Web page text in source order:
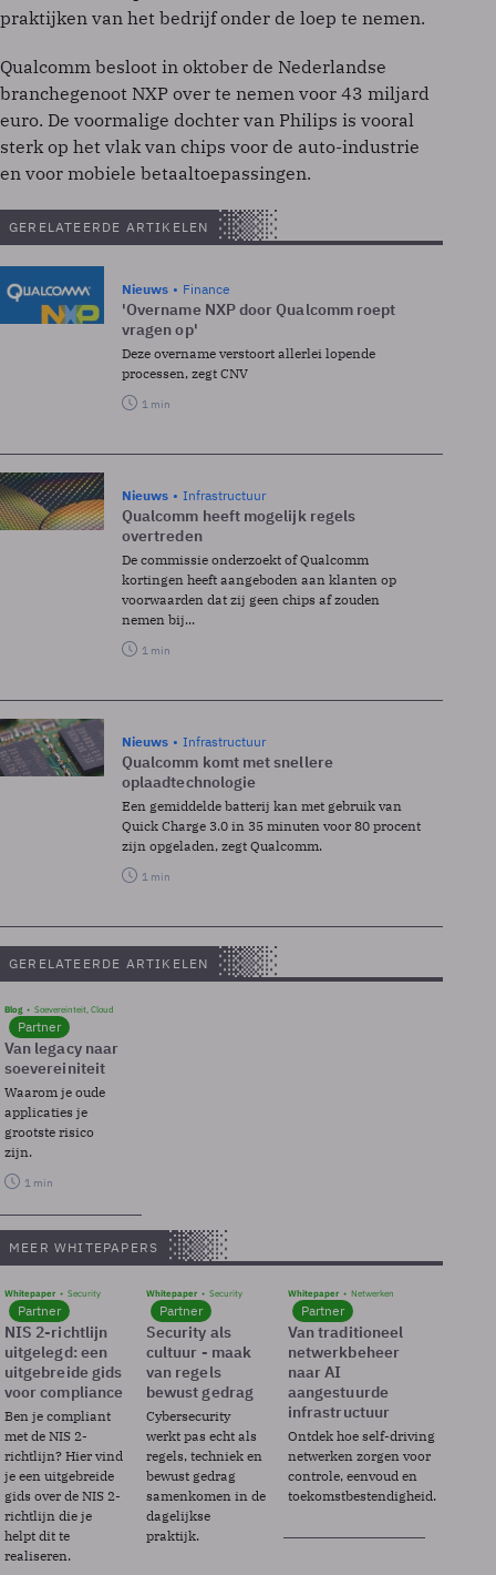
praktijken van het bedrijf onder de loep te nemen.
Qualcomm besloot in oktober de Nederlandse
branchegenoot NXP over te nemen voor 43 miljard
euro. De voormalige dochter van Philips is vooral
sterk op het vlak van chips voor de auto-industrie
en voor mobiele betaaltoepassingen.
GERELATEERDE ARTIKELEN
Nieuws Finance
'Overname NXP door Qualcomm roept
vragen op'
Deze overname verstoort allerlei lopende
processen, zegt CNV
1 min
Nieuws Infrastructuur
Qualcomm heeft mogelijk regels
overtreden
De commissie onderzoekt of Qualcomm
kortingen heeft aangeboden aan klanten op
voorwaarden dat zij geen chips af zouden
nemen bij...
1 min
Nieuws Infrastructuur
Qualcomm komt met snellere
oplaadtechnologie
Een gemiddelde batterij kan met gebruik van
Quick Charge 3.0 in 35 minuten voor 80 procent
zijn opgeladen, zegt Qualcomm.
1 min
GERELATEERDE ARTIKELEN
Blog Soevereinteit, Cloud
Partner
Van legacy naar
soevereiniteit
Waarom je oude
applicaties je
grootste risico
zijn.
1 min
MEER WHITEPAPERS
Whitepaper Security
Partner
NIS 2-richtlijn
uitgelegd: een
uitgebreide gids
voor compliance
Ben je compliant
met de NIS 2-
richtlijn? Hier vind
je een uitgebreide
gids over de NIS 2-
richtlijn die je
helpt dit te
realiseren.
Whitepaper Security
Partner
Security als
cultuur - maak
van regels
bewust gedrag
Cybersecurity
werkt pas echt als
regels, techniek en
bewust gedrag
samenkomen in de
dagelijkse
praktijk.
Whitepaper Netwerken
Partner
Van traditioneel
netwerkbeheer
naar AI
aangestuurde
infrastructuur
Ontdek hoe self-driving
netwerken zorgen voor
controle, eenvoud en
toekomstbestendigheid.